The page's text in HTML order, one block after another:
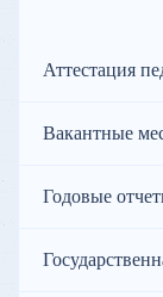
Аттестация
Вакантные
Годовые